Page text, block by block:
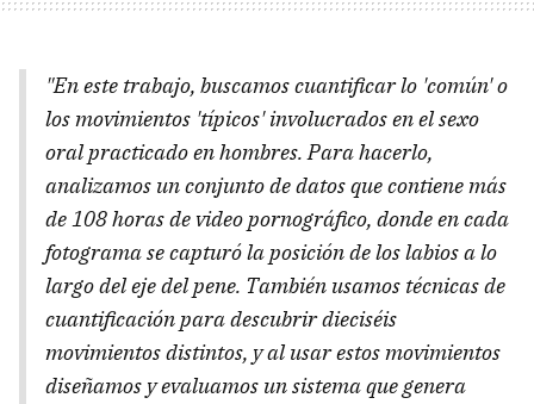
"En este trabajo, buscamos cuantificar lo 'común' o
los movimientos 'típicos' involucrados en el sexo
oral practicado en hombres. Para hacerlo,
analizamos un conjunto de datos que contiene más
de 108 horas de video pornográfico, donde en cada
fotograma se capturó la posición de los labios a lo
largo del eje del pene. También usamos técnicas de
cuantificación para descubrir dieciséis
movimientos distintos, y al usar estos movimientos
diseñamos y evaluamos un sistema que genera